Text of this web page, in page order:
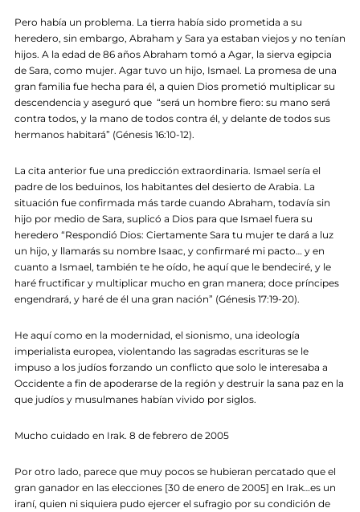
Pero había un problema. La tierra había sido prometida a su
heredero, sin embargo, Abraham y Sara ya estaban viejos y no tenían
hijos. A la edad de 86 años Abraham tomó a Agar, la sierva egipcia
de Sara, como mujer. Agar tuvo un hijo, Ismael. La promesa de una
gran familia fue hecha para él, a quien Dios prometió multiplicar su
descendencia y aseguró que “será un hombre fiero: su mano será
contra todos, y la mano de todos contra él, y delante de todos sus
hermanos habitará” (Génesis 16:10-12).
La cita anterior fue una predicción extraordinaria. Ismael sería el
padre de los beduinos, los habitantes del desierto de Arabia. La
situación fue confirmada más tarde cuando Abraham, todavía sin
hijo por medio de Sara, suplicó a Dios para que Ismael fuera su
heredero “Respondió Dios: Ciertamente Sara tu mujer te dará a luz
un hijo, y llamarás su nombre Isaac, y confirmaré mi pacto… y en
cuanto a Ismael, también te he oído, he aquí que le bendeciré, y le
haré fructificar y multiplicar mucho en gran manera; doce príncipes
engendrará, y haré de él una gran nación” (Génesis 17:19-20).
He aquí como en la modernidad, el sionismo, una ideología
imperialista europea, violentando las sagradas escrituras se le
impuso a los judíos forzando un conflicto que solo le interesaba a
Occidente a fin de apoderarse de la región y destruir la sana paz en la
que judíos y musulmanes habían vivido por siglos.
Mucho cuidado en Irak. 8 de febrero de 2005
Por otro lado, parece que muy pocos se hubieran percatado que el
gran ganador en las elecciones [30 de enero de 2005] en Irak…es un
iraní, quien ni siquiera pudo ejercer el sufragio por su condición de